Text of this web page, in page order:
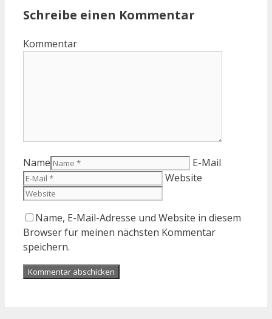
Schreibe einen Kommentar
Kommentar
Name
E-Mail
Website
Name, E-Mail-Adresse und Website in diesem
Browser für meinen nächsten Kommentar
speichern.